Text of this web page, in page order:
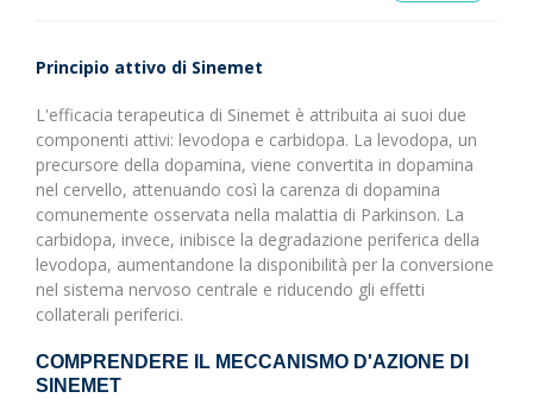
Principio attivo di Sinemet
L'efficacia terapeutica di Sinemet è attribuita ai suoi due
componenti attivi: levodopa e carbidopa. La levodopa, un
precursore della dopamina, viene convertita in dopamina
nel cervello, attenuando così la carenza di dopamina
comunemente osservata nella malattia di Parkinson. La
carbidopa, invece, inibisce la degradazione periferica della
levodopa, aumentandone la disponibilità per la conversione
nel sistema nervoso centrale e riducendo gli effetti
collaterali periferici.
COMPRENDERE IL MECCANISMO D'AZIONE DI
SINEMET